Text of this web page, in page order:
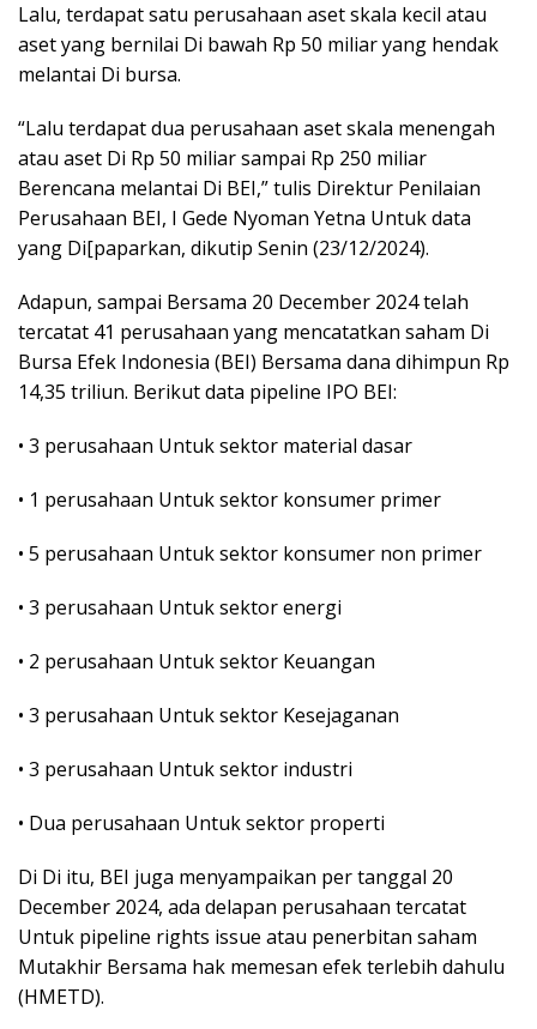
Lalu, terdapat satu perusahaan aset skala kecil atau
aset yang bernilai Di bawah Rp 50 miliar yang hendak
melantai Di bursa.
“Lalu terdapat dua perusahaan aset skala menengah
atau aset Di Rp 50 miliar sampai Rp 250 miliar
Berencana melantai Di BEI,” tulis Direktur Penilaian
Perusahaan BEI, I Gede Nyoman Yetna Untuk data
yang Di[paparkan, dikutip Senin (23/12/2024).
Adapun, sampai Bersama 20 December 2024 telah
tercatat 41 perusahaan yang mencatatkan saham Di
Bursa Efek Indonesia (BEI) Bersama dana dihimpun Rp
14,35 triliun. Berikut data pipeline IPO BEI:
• 3 perusahaan Untuk sektor material dasar
• 1 perusahaan Untuk sektor konsumer primer
• 5 perusahaan Untuk sektor konsumer non primer
• 3 perusahaan Untuk sektor energi
• 2 perusahaan Untuk sektor Keuangan
• 3 perusahaan Untuk sektor Kesejaganan
• 3 perusahaan Untuk sektor industri
• Dua perusahaan Untuk sektor properti
Di Di itu, BEI juga menyampaikan per tanggal 20
December 2024, ada delapan perusahaan tercatat
Untuk pipeline rights issue atau penerbitan saham
Mutakhir Bersama hak memesan efek terlebih dahulu
(HMETD).